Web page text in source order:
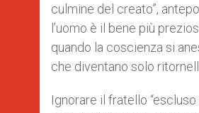
culmine del creato”,
l’uomo è il bene più
quando la coscienza si
che diventano solo
Ignorare il fratello